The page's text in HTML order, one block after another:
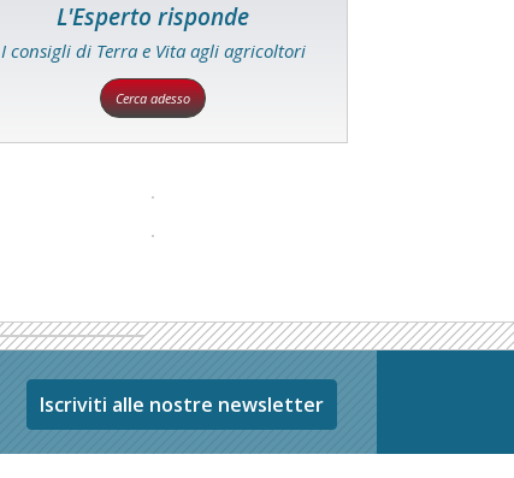
L'Esperto risponde
I consigli di Terra e Vita agli agricoltori
Cerca adesso
Iscriviti alle nostre newsletter